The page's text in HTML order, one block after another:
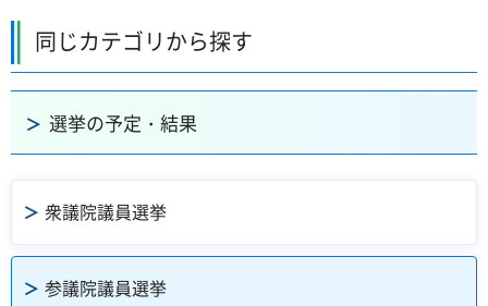
同じカテゴリから探す
選挙の予定・結果
衆議院議員選挙
参議院議員選挙